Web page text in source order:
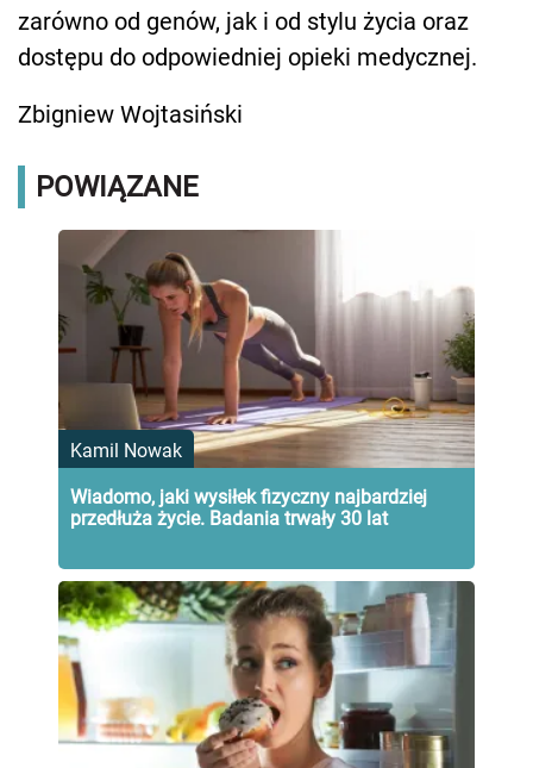
zarówno od genów, jak i od stylu życia oraz
dostępu do odpowiedniej opieki medycznej.
Zbigniew Wojtasiński
POWIĄZANE
Kamil Nowak
Wiadomo, jaki wysiłek fizyczny najbardziej
przedłuża życie. Badania trwały 30 lat